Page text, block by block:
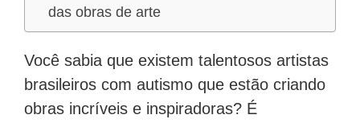
das obras de arte
Você sabia que existem talentosos artistas
brasileiros com autismo que estão criando
obras incríveis e inspiradoras? É